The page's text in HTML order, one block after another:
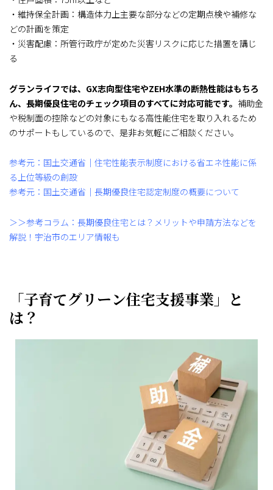
・維持保全計画：構造体力上主要な部分などの定期点検や補修な
どの計画を策定
・災害配慮：所管行政庁が定めた災害リスクに応じた措置を講じ
る
グランライフでは、GX志向型住宅やZEH水準の断熱性能はもちろ
ん、長期優良住宅のチェック項目のすべてに対応可能です。 補助金
や税制面の控除などの対象にもなる高性能住宅を取り入れるため
のサポートもしているので、是非お気軽にご相談ください。
参考元：国土交通省｜住宅性能表示制度における省エネ性能に係
る上位等級の創設
参考元：国土交通省｜長期優良住宅認定制度の概要について
＞＞参考コラム：長期優良住宅とは？メリットや申請方法などを
解説！宇治市のエリア情報も
「子育てグリーン住宅支援事業」と
は？